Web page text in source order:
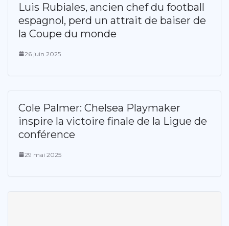
Luis Rubiales, ancien chef du football
espagnol, perd un attrait de baiser de
la Coupe du monde
26 juin 2025
Cole Palmer: Chelsea Playmaker
inspire la victoire finale de la Ligue de
conférence
29 mai 2025